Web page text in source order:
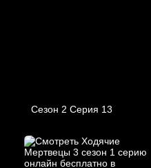
Сезон 2 Серия 13